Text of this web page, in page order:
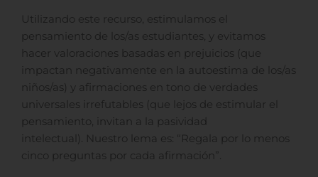
Utilizando este recurso, estimulamos el
pensamiento de los/as estudiantes, y evitamos
hacer valoraciones basadas en prejuicios (que
impactan negativamente en la autoestima de los/as
niños/as) y afirmaciones en tono de verdades
universales irrefutables (que lejos de estimular el
pensamiento, invitan a la pasividad
intelectual). Nuestro lema es: “Regala por lo menos
cinco preguntas por cada afirmación”.